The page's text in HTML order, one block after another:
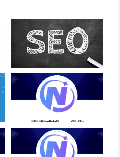
怎么诊断网站的代码？
租赁行业SEO优化传播-成都
SEO